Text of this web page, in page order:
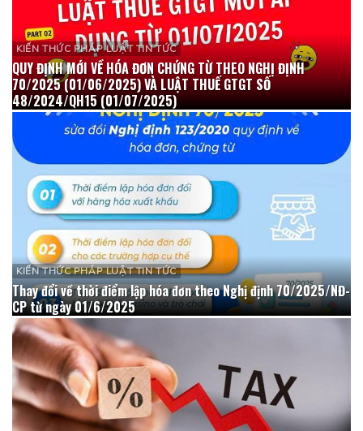
KIẾN THỨC PHÁP LUẬT TIN TỨC
QUY ĐỊNH MỚI VỀ HÓA ĐƠN CHỨNG TỪ THEO NGHỊ ĐỊNH
70/2025 (01/06/2025) VÀ LUẬT THUẾ GTGT SỐ
48/2024/QH15 (01/07/2025)
KIẾN THỨC PHÁP LUẬT TIN TỨC
Thay đổi về thời điểm lập hóa đơn theo Nghị định 70/2025/NĐ-
CP từ ngày 01/6/2025